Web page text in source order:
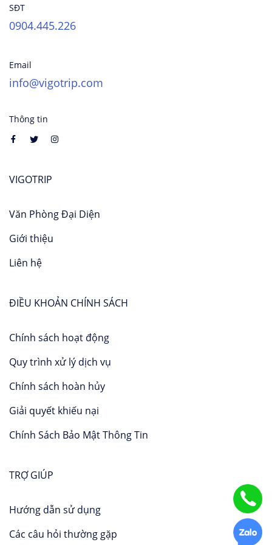
SĐT
0904.445.226
Email
info@vigotrip.com
Thông tin
VIGOTRIP
Văn Phòng Đại Diện
Giới thiệu
Liên hệ
ĐIỀU KHOẢN CHÍNH SÁCH
Chính sách hoạt động
Quy trình xử lý dịch vụ
Chính sách hoàn hủy
Giải quyết khiếu nại
Chính Sách Bảo Mật Thông Tin
TRỢ GIÚP
Hướng dẫn sử dụng
Các câu hỏi thường gặp